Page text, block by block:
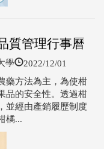
質管理行事曆
學 2022/12/01
藥方法為主，為使柑
品的安全性。透過柑
並經由產銷履歷制度
橘...